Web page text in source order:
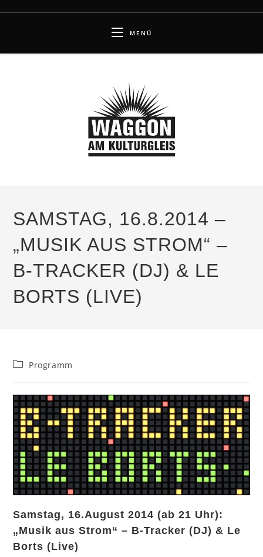
MENÜ
SAMSTAG, 16.8.2014 –
„MUSIK AUS STROM“ –
B-TRACKER (DJ) & LE
BORTS (LIVE)
Beitrags-
Programm
Samstag, 16.August 2014 (ab 21 Uhr):
„Musik aus Strom“ – B-Tracker (DJ) & Le
Borts (Live)